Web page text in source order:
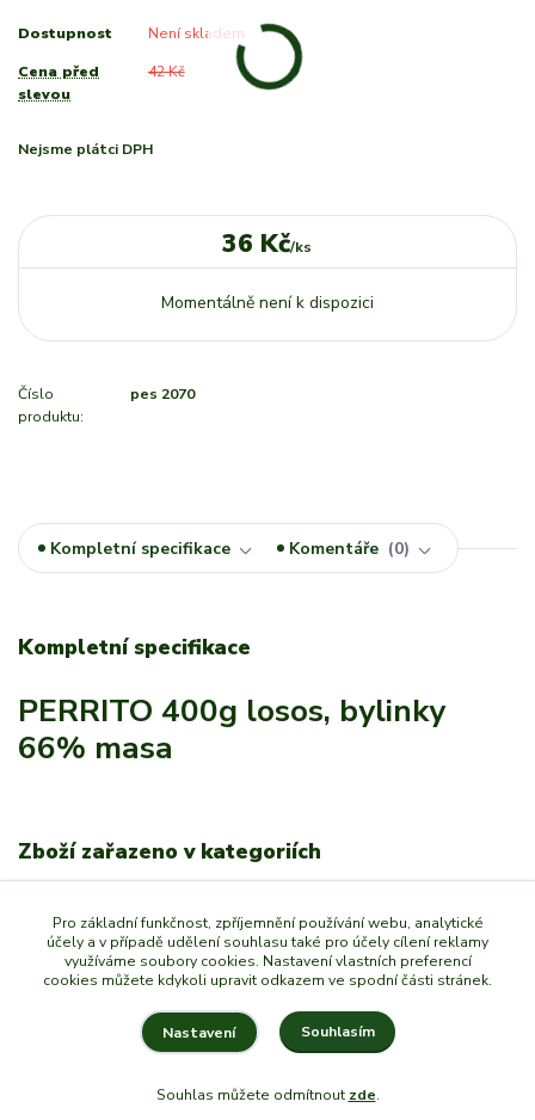
Dostupnost Není skladem
Cena před
slevou
42 Kč
Nejsme plátci DPH
36 Kč/ks
Momentálně není k dispozici
Číslo
produktu:
pes 2070
Kompletní specifikace Komentáře 0
Kompletní specifikace
PERRITO 400g losos, bylinky
66% masa
Zboží zařazeno v kategoriích
Psi
GRANULE,KONZERVY
Vytvořeno na Eshop-rychle.cz
Pro základní funkčnost, zpříjemnění používání webu, analytické
účely a v případě udělení souhlasu také pro účely cílení reklamy
využíváme soubory cookies. Nastavení vlastních preferencí
cookies můžete kdykoli upravit odkazem ve spodní části stránek.
Nastavení Souhlasím
Souhlas můžete odmítnout zde.